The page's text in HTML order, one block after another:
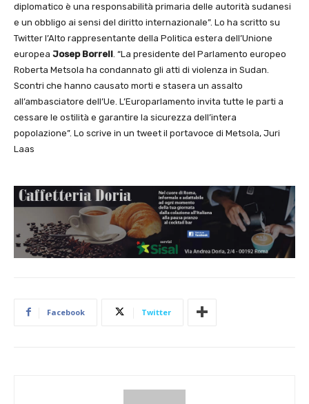
diplomatico è una responsabilità primaria delle autorità sudanesi
e un obbligo ai sensi del diritto internazionale”. Lo ha scritto su
Twitter l’Alto rappresentante della Politica estera dell’Unione
europea Josep Borrell . “La presidente del Parlamento europeo
Roberta Metsola ha condannato gli atti di violenza in Sudan.
Scontri che hanno causato morti e stasera un assalto
all’ambasciatore dell’Ue. L’Europarlamento invita tutte le parti a
cessare le ostilità e garantire la sicurezza dell’intera
popolazione”. Lo scrive in un tweet il portavoce di Metsola, Juri
Laas
Facebook Twitter